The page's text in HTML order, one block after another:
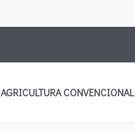
AGRICULTURA CONVENCIONAL